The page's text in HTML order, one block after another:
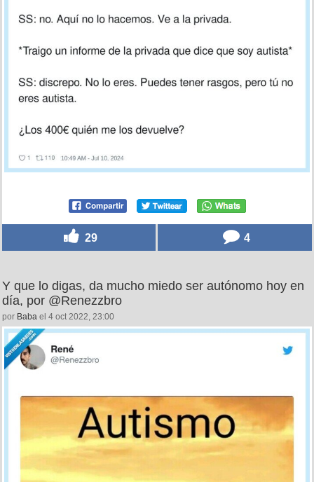
29 4
Y que lo digas, da mucho miedo ser autónomo hoy en
día, por @Renezzbro
por Baba el 4 oct 2022, 23:00